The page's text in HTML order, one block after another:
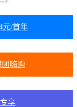
元/首年
团嗨购
享